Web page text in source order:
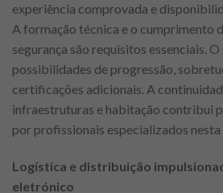
experiência comprovada e
A formação técnica e o cumprimento
segurança são requisitos essenciais.
possibilidades de progressão,
certificações adicionais. A
infraestruturas e habitação contribui
por profissionais especializados nesta
Logística e distribuição
eletrónico